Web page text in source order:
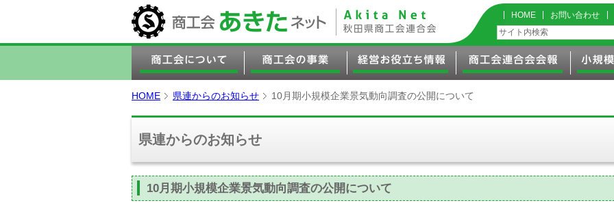
HOME お問い合わせ
HOME 県連からのお知らせ 10月期小規模企業景気動向調査の公開について
県連からのお知らせ
10月期小規模企業景気動向調査の公開について